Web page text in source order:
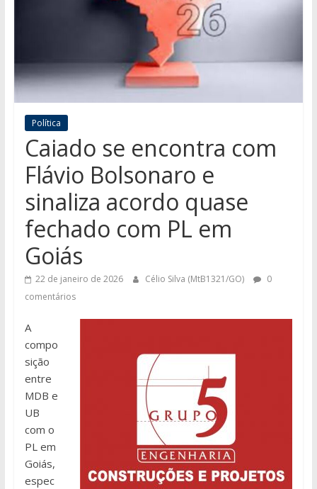
Política
Caiado se encontra com
Flávio Bolsonaro e
sinaliza acordo quase
fechado com PL em
Goiás
22 de janeiro de 2026 Célio Silva (MtB1321/GO)
0
comentários
A
compo
sição
entre
MDB e
UB
com o
PL em
Goiás,
espec